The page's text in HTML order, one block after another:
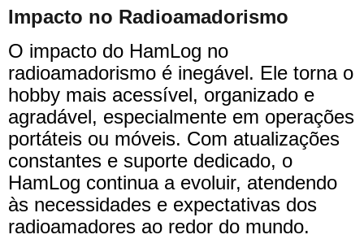
Impacto no Radioamadorismo
O impacto do HamLog no
radioamadorismo é inegável. Ele torna o
hobby mais acessível, organizado e
agradável, especialmente em operações
portáteis ou móveis. Com atualizações
constantes e suporte dedicado, o
HamLog continua a evoluir, atendendo
às necessidades e expectativas dos
radioamadores ao redor do mundo.